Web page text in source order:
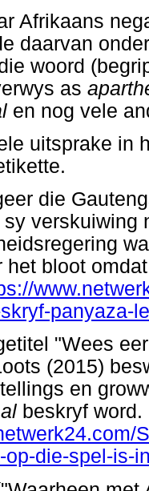
Afrikaans
daarvan
woord
as
en nog vele
uitsprake in
die
verskuiwing
het bloot
panyaza-
"Wees
(2015)
en
beskryf word.
op-die-spel-is-